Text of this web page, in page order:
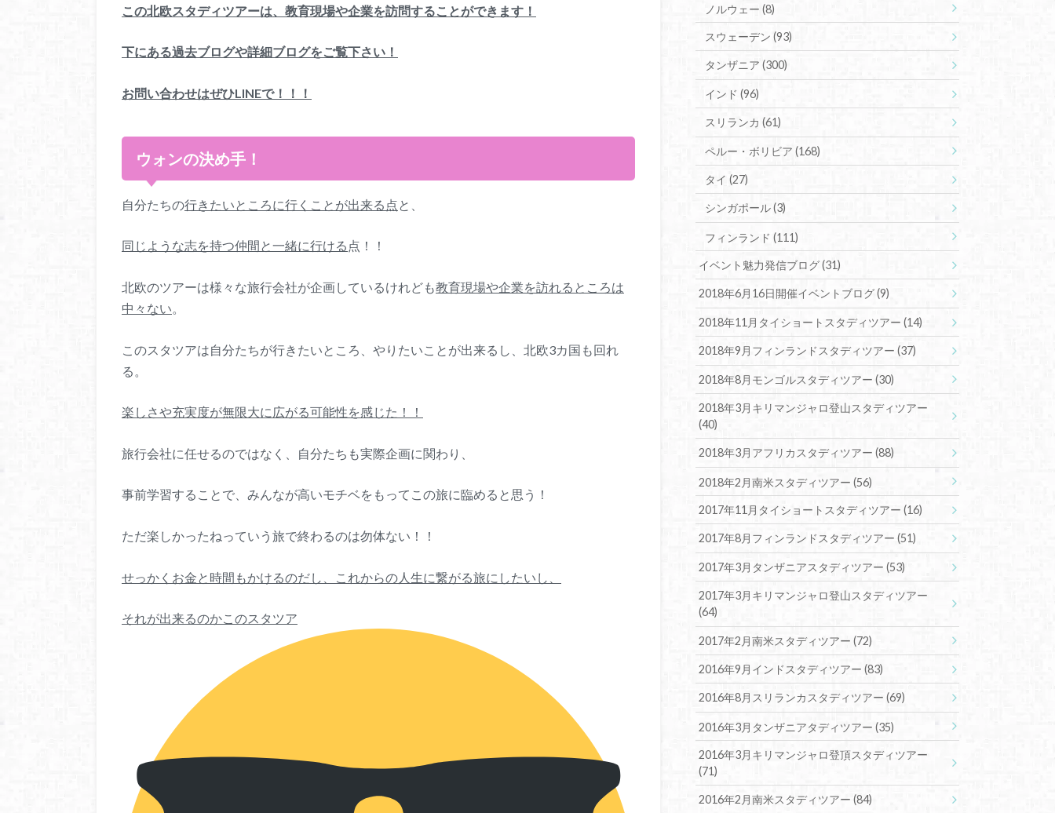
この北欧スタディツアーは、教育現場や企業を訪問することができます！
下にある過去ブログや詳細ブログをご覧下さい！
お問い合わせはぜひLINEで！！！
ウォンの決め手！
自分たちの行きたいところに行くことが出来る点と、
同じような志を持つ仲間と一緒に行ける 点！！
北欧のツアーは様々な旅行会社が企画しているけれども教育現場や企業を訪れるところは
中々ない。
このスタツアは自分たちが行きたいところ、やりたいことが出来るし、北欧3カ国も回れ
る。
楽しさや充実度が無限大に広がる可能性を感じた！！
旅行会社に任せるのではなく、自分たちも実際企画に関わり、
事前学習することで、みんなが高いモチベをもってこの旅に臨めると思う！
ただ楽しかったねっていう旅で終わるのは勿体ない！！
せっかくお金と時間もかけるのだし、これからの人生に繋がる旅にしたいし、
それが出来るのかこのスタツア
ノルウェー (8)
スウェーデン (93)
タンザニア (300)
インド (96)
スリランカ (61)
ペルー・ボリビア (168)
タイ (27)
シンガポール(3)
フィンランド (111)
イベント魅力発信ブログ(31)
2018年6月16日開催イベントブログ(9)
2018年11月タイショートスタディツアー(14)
2018年9月フィンランドスタディツアー(37)
2018年8月モンゴルスタディツアー(30)
2018年3月キリマンジャロ登山スタディツアー
(40)
2018年3月アフリカスタディツアー(88)
2018年2月南米スタディツアー(56)
2017年11月タイショートスタディツアー(16)
2017年8月フィンランドスタディツアー(51)
2017年3月タンザニアスタディツアー(53)
2017年3月キリマンジャロ登山スタディツアー
(64)
2017年2月南米スタディツアー(72)
2016年9月インドスタディツアー(83)
2016年8月スリランカスタディツアー(69)
2016年3月タンザニアタディツアー(35)
2016年3月キリマンジャロ登頂スタディツアー
(71)
2016年2月南米スタディツアー(84)